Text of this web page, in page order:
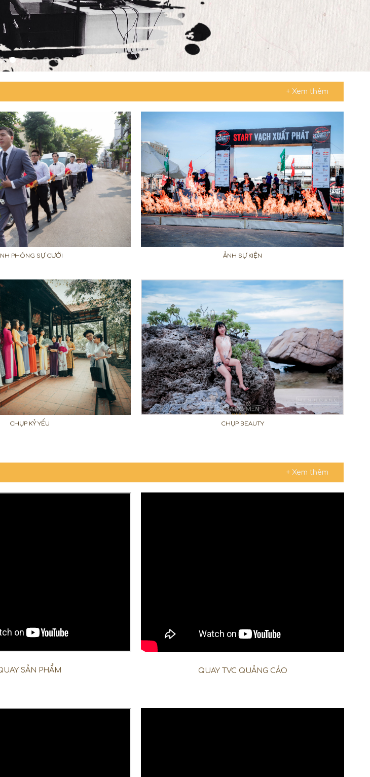
+ Xem thêm
PHÓNG SỰ CƯỚI ẢNH SỰ KIỆN
CHỤP KỶ YẾU CHỤP BEAUTY
+ Xem thêm
SẢN PHẨM QUAY TVC QUẢNG CÁO